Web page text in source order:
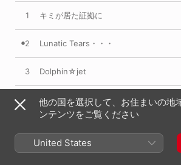
1 キミが居た証拠に
2 Lunatic Tears・・・
3 Dolphin☆jet
4 Everlasting Sky
6 永遠のメモリーズ
他の国を選択して、お住まいの地
ンテンツをご覧ください
United States